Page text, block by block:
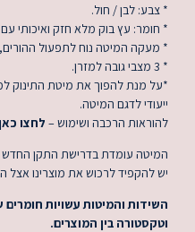
* צבע: לבן / חול.
* חומר: עץ בוק מלא חזק ואיכותי עם
* מעקה המיטה נוח לתפעול ההורים,
* 3 מצבי גובה למזרן.
*על מנת להפוך את מיטת התינוק
ייעודי לדגם המיטה.
להוראות הרכבה ושימוש – לחצו
המיטה עומדת בדרישת התקן החדש
יש להקפיד לרכוש את מוצרינו אצל
השידות והמיטות עשויות חומרים
וטקסטורה בין המוצרים.